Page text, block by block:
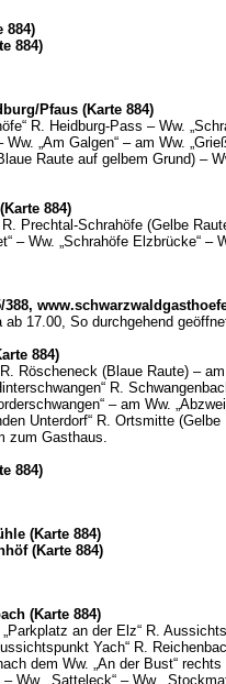
884)
884)
Pfaus (Karte 884)
R. Heidburg-Pass – Ww.
„Am Galgen“ – am Ww.
Raute auf gelbem Grund) –
884)
R. Prechtal-Schrahöfe (Gelbe
– Ww. „Schrahöfe Elzbrücke“ –
ab 17.00, So durchgehend
884)
Röscheneck (Blaue Raute) –
R.
– am Ww.
Unterdorf“ R. Ortsmitte (Gelbe
zum Gasthaus.
884)
(Karte 884)
(Karte 884)
(Karte 884)
„Parkplatz an der Elz“ R.
Yach“ R.
dem Ww. „An der Bust“
Ww. „Satteleck“ – Ww.